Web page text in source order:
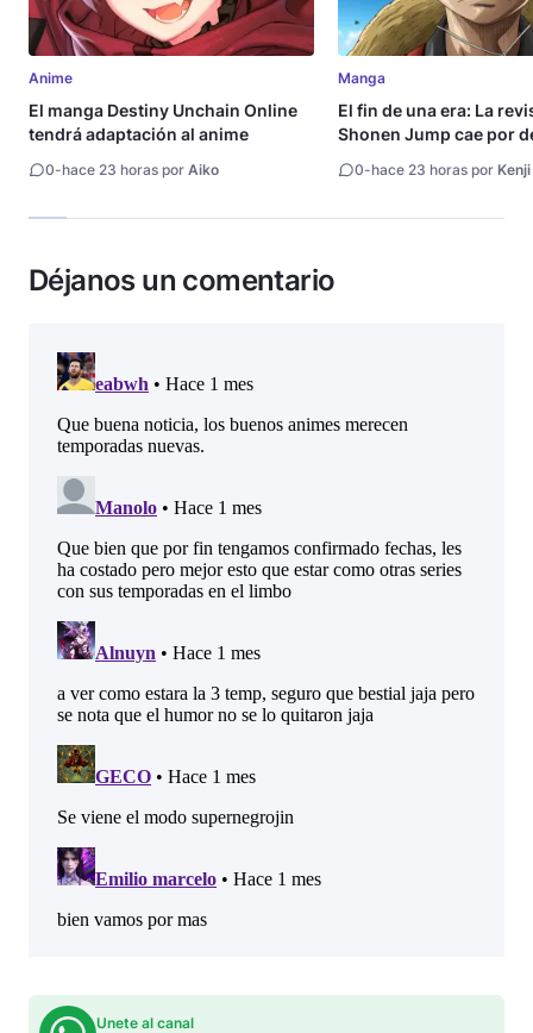
Anime
El manga Destiny Unchain Online
tendrá adaptación al anime
0-hace 23 horas por Aiko
Manga
El fin de una era: La
Shonen Jump cae por
0-hace 23 horas por Kenji
Déjanos un comentario
Unete al canal